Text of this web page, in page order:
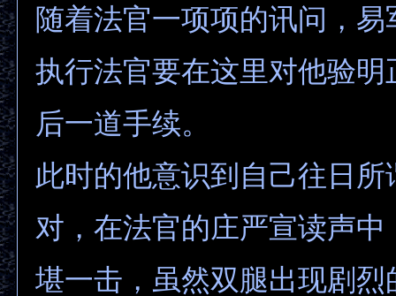
随着法官一项项的讯问，
执行法官要在这里对他验明
后一道手续。
此时的他意识到自己往日所
对，在法官的庄严宣读声中
堪一击，虽然双腿出现剧烈